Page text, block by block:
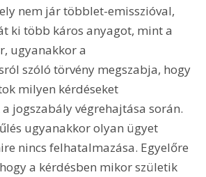
nem jár többlet-emisszióval,
ki több káros anyagot, mint a
ugyanakkor a
szóló törvény megszabja, hogy
milyen kérdéseket
jogszabály végrehajtása során.
ugyanakkor olyan ügyet
nincs felhatalmazása. Egyelőre
a kérdésben mikor születik